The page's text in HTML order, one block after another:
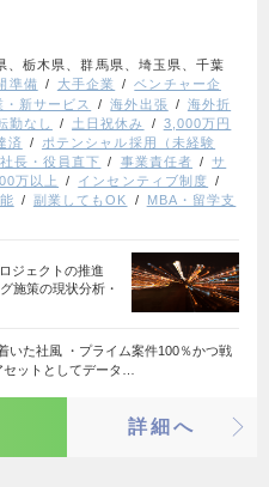
、栃木県、群馬県、埼玉県、千葉
準備 大手企業
ベンチャー企
・新サービス 海外出張
海外折
勤なし 土日祝休み
3,000万円
済
ポテンシャル採用（未経験
社長・役員直下 事業責任者
サ
万以上
インセンティブ制度
副業してもOK
MBA・留学支
ジェクトの推進
施策の現状分析・
いた社風 ・プライム案件100％かつ戦
ットとしてデータ…
詳細へ